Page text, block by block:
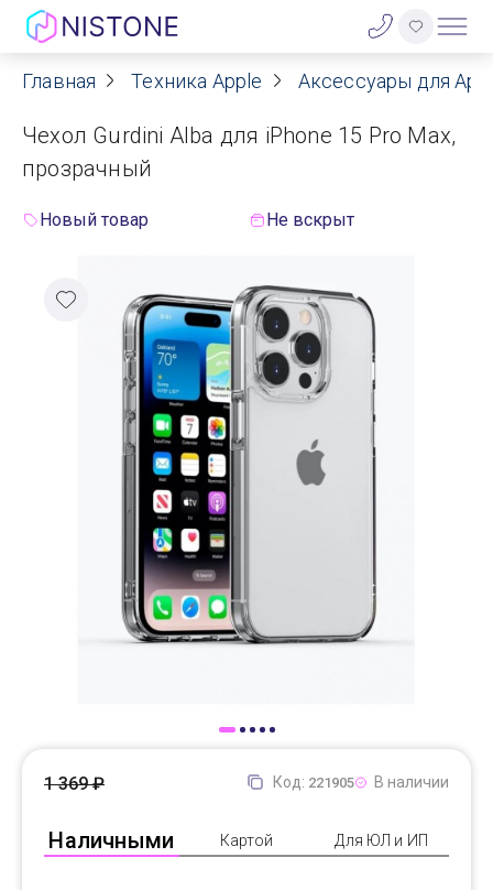
Акции
О нас
Реквизиты
Контакты
Гарантия
Оплата
Доставка
Самовывоз
Главная Техника Apple Аксессуары для
Чехол Gurdini Alba для iPhone 15 Pro Max,
прозрачный
Новый товар Не вскрыт
Код: 221905 В наличии
Наличными Картой Для ЮЛ и ИП
1 369 ₽